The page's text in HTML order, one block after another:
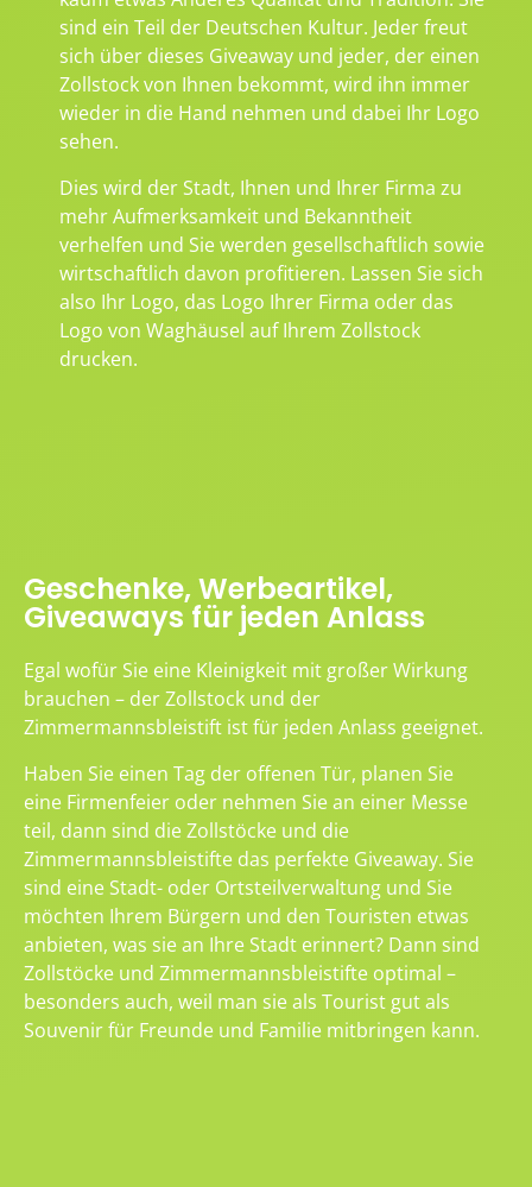
sind ein Teil der Deutschen Kultur. Jeder freut
sich über dieses Giveaway und jeder, der einen
Zollstock von Ihnen bekommt, wird ihn immer
wieder in die Hand nehmen und dabei Ihr Logo
sehen.
Dies wird der Stadt, Ihnen und Ihrer Firma zu
mehr Aufmerksamkeit und Bekanntheit
verhelfen und Sie werden gesellschaftlich sowie
wirtschaftlich davon profitieren. Lassen Sie sich
also Ihr Logo, das Logo Ihrer Firma oder das
Logo von Waghäusel auf Ihrem Zollstock
drucken.
Geschenke, Werbeartikel,
Giveaways für jeden Anlass
Egal wofür Sie eine Kleinigkeit mit großer Wirkung
brauchen – der Zollstock und der
Zimmermannsbleistift ist für jeden Anlass geeignet.
Haben Sie einen Tag der offenen Tür, planen Sie
eine Firmenfeier oder nehmen Sie an einer Messe
teil, dann sind die Zollstöcke und die
Zimmermannsbleistifte das perfekte Giveaway. Sie
sind eine Stadt- oder Ortsteilverwaltung und Sie
möchten Ihrem Bürgern und den Touristen etwas
anbieten, was sie an Ihre Stadt erinnert? Dann sind
Zollstöcke und Zimmermannsbleistifte optimal –
besonders auch, weil man sie als Tourist gut als
Souvenir für Freunde und Familie mitbringen kann.